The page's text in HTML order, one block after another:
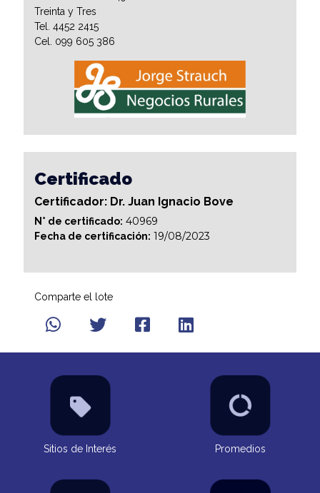
Treinta y Tres
Tel. 4452 2415
Cel. 099 605 386
Certificado
Certificador: Dr. Juan Ignacio Bove
N° de certificado: 40969
Fecha de certificación: 19/08/2023
Comparte el lote
Sitios de Interés Promedios